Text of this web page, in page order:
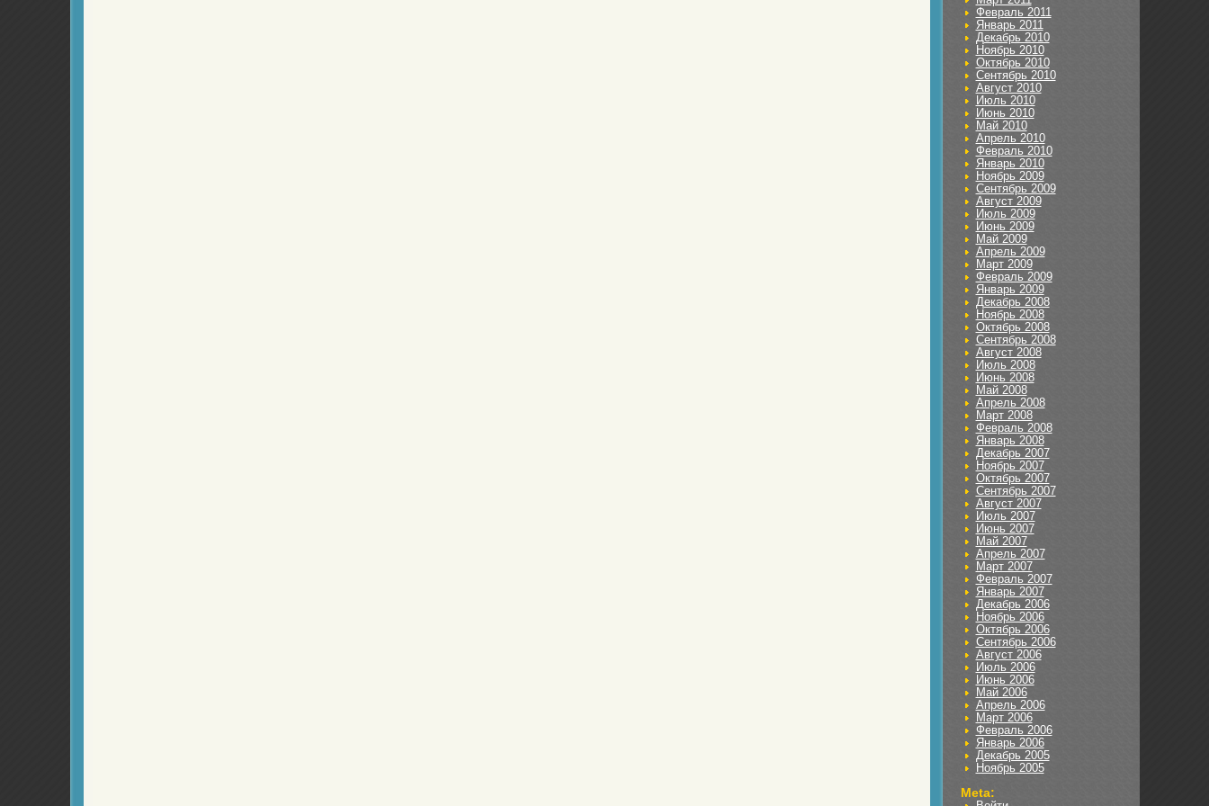
Февраль 2011
Январь 2011
Декабрь 2010
Ноябрь 2010
Октябрь 2010
Сентябрь 2010
Август 2010
Июль 2010
Июнь 2010
Май 2010
Апрель 2010
Февраль 2010
Январь 2010
Ноябрь 2009
Сентябрь 2009
Август 2009
Июль 2009
Июнь 2009
Май 2009
Апрель 2009
Март 2009
Февраль 2009
Январь 2009
Декабрь 2008
Ноябрь 2008
Октябрь 2008
Сентябрь 2008
Август 2008
Июль 2008
Июнь 2008
Май 2008
Апрель 2008
Март 2008
Февраль 2008
Январь 2008
Декабрь 2007
Ноябрь 2007
Октябрь 2007
Сентябрь 2007
Август 2007
Июль 2007
Июнь 2007
Май 2007
Апрель 2007
Март 2007
Февраль 2007
Январь 2007
Декабрь 2006
Ноябрь 2006
Октябрь 2006
Сентябрь 2006
Август 2006
Июль 2006
Июнь 2006
Май 2006
Апрель 2006
Март 2006
Февраль 2006
Январь 2006
Декабрь 2005
Ноябрь 2005
Meta: